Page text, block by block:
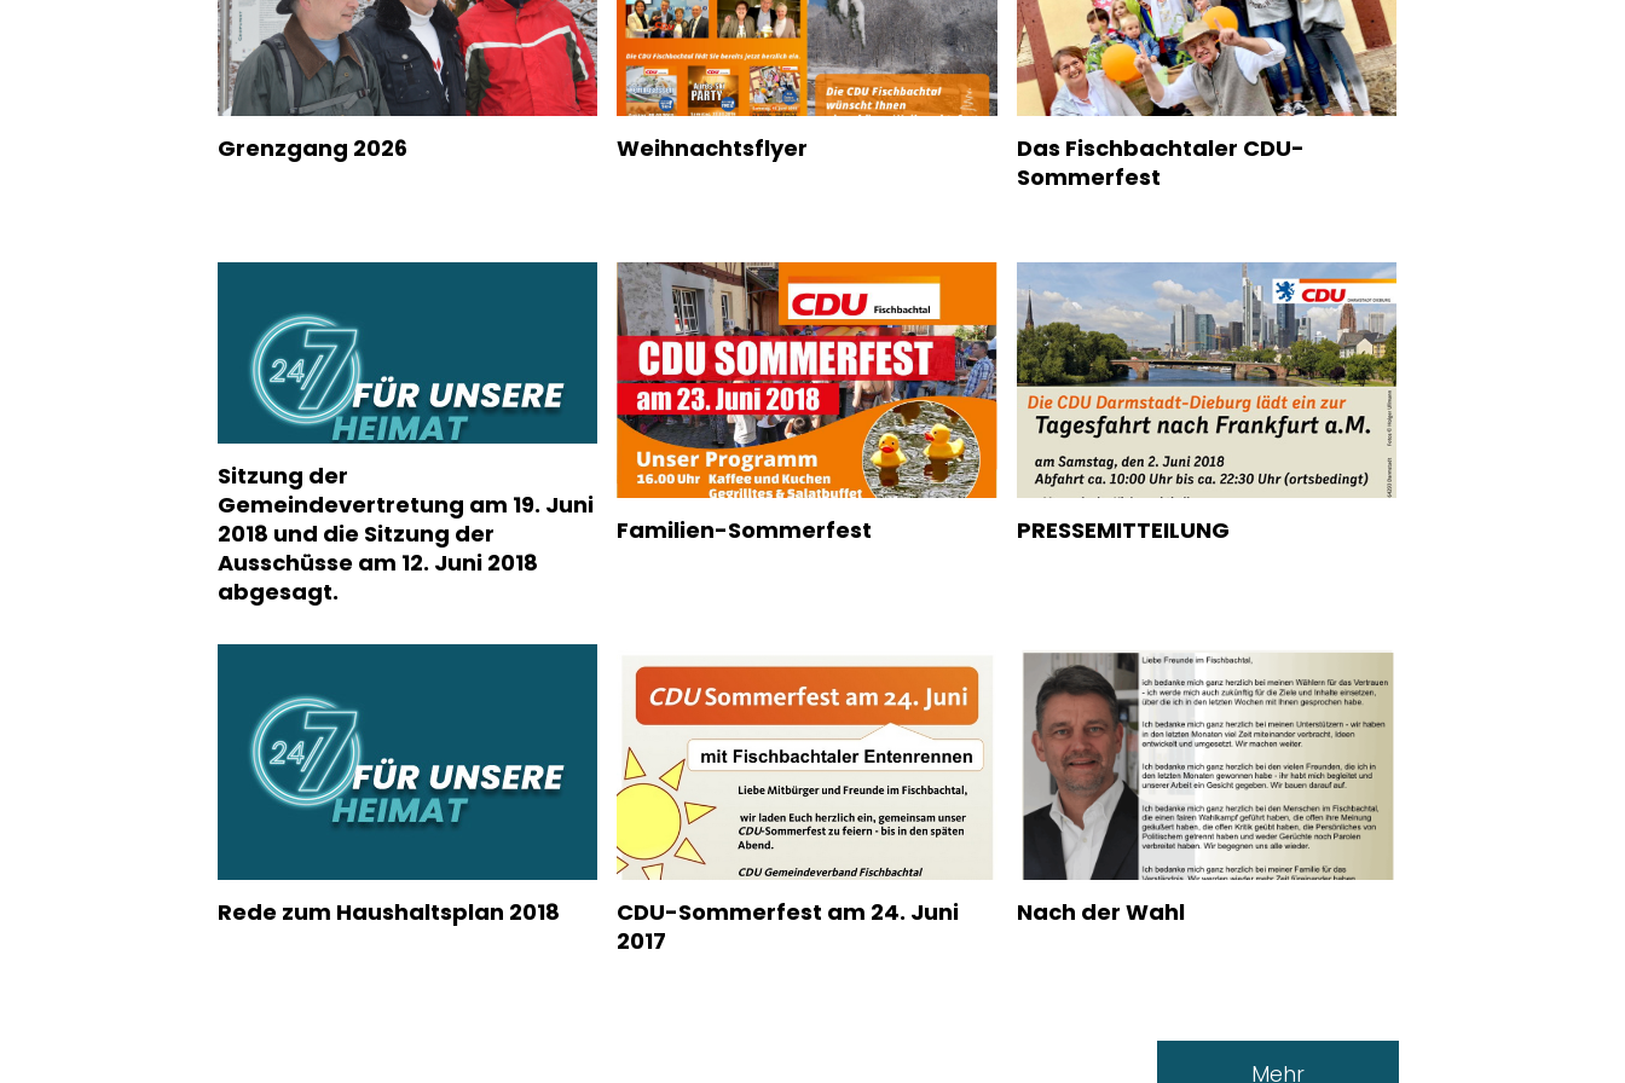
Grenzgang 2026 Weihnachtsflyer
Das Fischbachtaler CDU-
Sommerfest
Sitzung der
Gemeindevertretung am 19. Juni
2018 und die Sitzung der
Ausschüsse am 12. Juni 2018
abgesagt.
Familien-Sommerfest PRESSEMITTEILUNG
Rede zum Haushaltsplan 2018
CDU-Sommerfest am 24. Juni
2017
Nach der Wahl
Mehr